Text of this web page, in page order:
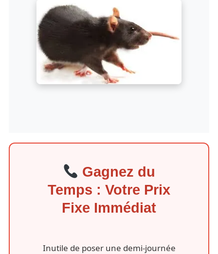
Gagnez du
Temps : Votre Prix
Fixe Immédiat
Inutile de poser une demi-journée